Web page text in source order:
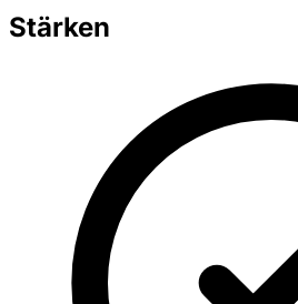
Stärken